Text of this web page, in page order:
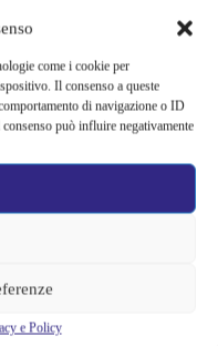
come i cookie per
Il consenso a queste
di navigazione o ID
può influire negativamente
e PolicyDEMI